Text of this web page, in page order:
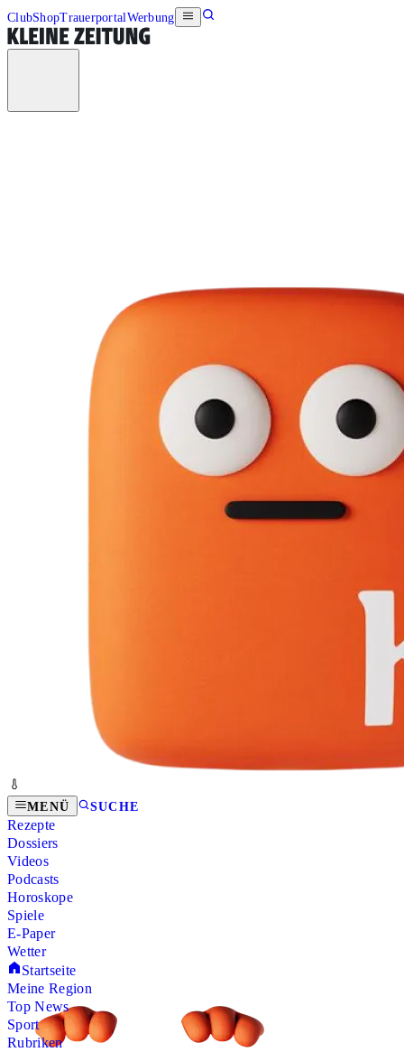
ClubShopTrauerportalWerbung
MENÜ SUCHE
Rezepte
Dossiers
Videos
Podcasts
Horoskope
Spiele
E-Paper
Wetter
Startseite
Meine Region
Top News
Sport
Rubriken